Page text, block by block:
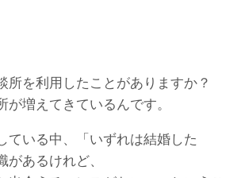
所を利用したことがありますか？
が増えてきているんです。
ている中、「いずれは結婚した
があるけれど、